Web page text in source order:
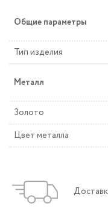
Общие параметры
Тип изделия
Металл
Золото
Цвет металла